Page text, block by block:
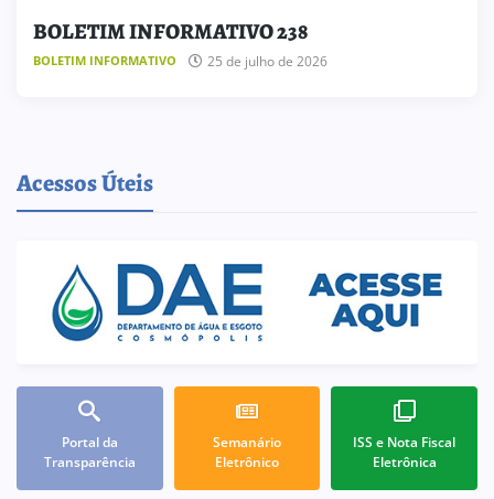
BOLETIM INFORMATIVO 238
BOLETIM INFORMATIVO 25 de julho de 2026
Acessos Úteis
Portal da
Transparência
Semanário
Eletrônico
ISS e Nota Fiscal
Eletrônica